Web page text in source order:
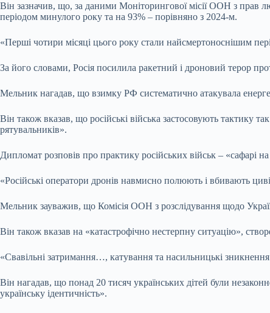
Він зазначив, що, за даними Моніторингової місії ООН з прав
періодом минулого року та на 93% – порівняно з 2024-м.
«Перші чотири місяці цього року стали найсмертоноснішим
За його словами, Росія посилила ракетний і дроновий терор
Мельник нагадав, що взимку РФ систематично атакувала
Він також вказав, що російські війська застосовують тактику
рятувальників».
Дипломат розповів про практику російських військ – «сафарі
«Російські оператори дронів навмисно полюють і вбивають
Мельник зауважив, що Комісія ООН з розслідування щодо
Він також вказав на «катастрофічно нестерпну ситуацію»,
«Свавільні затримання…, катування та насильницькі
Він нагадав, що понад 20 тисяч українських дітей були
українську ідентичність».